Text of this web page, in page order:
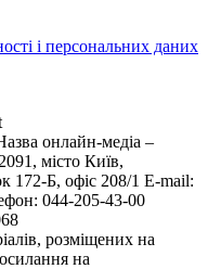
і персональних даних
онлайн-медіа –
місто Київ,
Б, офіс 208/1 E-mail:
044-205-43-00
розміщених на
на